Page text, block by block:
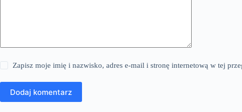
Zapisz moje imię i nazwisko, adres e-mail i stronę internetową w tej
Dodaj komentarz